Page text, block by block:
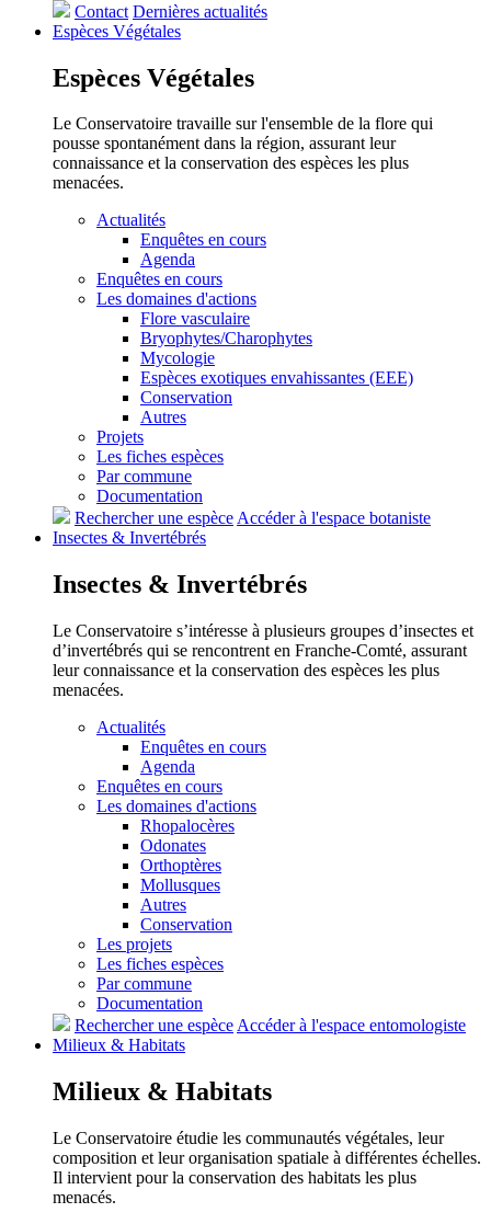
Contact Dernières actualités
Espèces Végétales
Espèces Végétales
Le Conservatoire travaille sur l'ensemble de la flore qui
pousse spontanément dans la région, assurant leur
connaissance et la conservation des espèces les plus
menacées.
Actualités
Enquêtes en cours
Agenda
Enquêtes en cours
Les domaines d'actions
Flore vasculaire
Bryophytes/Charophytes
Mycologie
Espèces exotiques envahissantes (EEE)
Conservation
Autres
Projets
Les fiches espèces
Par commune
Documentation
Rechercher une espèceAccéder à l'espace botaniste
Insectes & Invertébrés
Insectes & Invertébrés
Le Conservatoire s’intéresse à plusieurs groupes d’insectes et
d’invertébrés qui se rencontrent en Franche-Comté, assurant
leur connaissance et la conservation des espèces les plus
menacées.
Actualités
Enquêtes en cours
Agenda
Enquêtes en cours
Les domaines d'actions
Rhopalocères
Odonates
Orthoptères
Mollusques
Autres
Conservation
Les projets
Les fiches espèces
Par commune
Documentation
Rechercher une espèce Accéder à l'espace entomologiste
Milieux & Habitats
Milieux & Habitats
Le Conservatoire étudie les communautés végétales, leur
composition et leur organisation spatiale à différentes échelles.
Il intervient pour la conservation des habitats les plus
menacés.